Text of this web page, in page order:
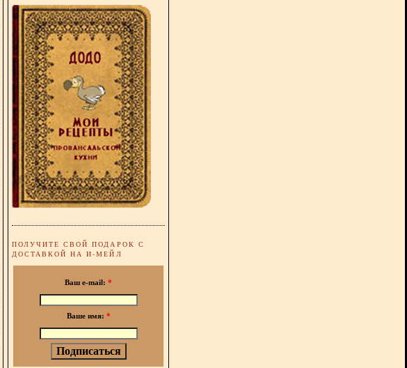
ПОЛУЧИТЕ СВОЙ ПОДАРОК С
ДОСТАВКОЙ НА И-МЕЙЛ
Ваш e-mail: *
Ваше имя: *